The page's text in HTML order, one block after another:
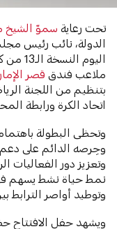
تحت رعاية سموّ الشيخ
الدولة، نائب رئيس
ملاعب فندق قصر
بتنظيم من اللجنة
اتحاد الكرة ورابطة
وتحظى البطولة
وحِرصه الدائم على دعم
وتعزيز دور
نمط حياة نشط يسهم في
وتوطيد أواصر الترابط
ويشهد حفل الافتتاح